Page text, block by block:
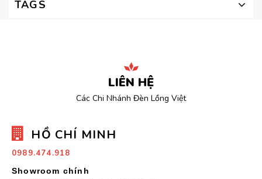
TAGS
LIÊN HỆ
Các Chi Nhánh Đèn Lồng Việt
HỒ CHÍ MINH
0989.474.918
Showroom chính